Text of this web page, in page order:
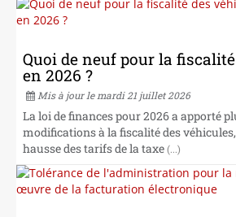
Quoi de neuf pour la
en 2026 ?
Mis à jour le mardi 21 juillet 2026
La loi de finances pour 2026 a apporté
modifications à la fiscalité des
hausse des tarifs de la taxe (...)